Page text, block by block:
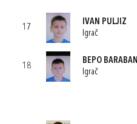
17
IVAN PULJIZ
Igrač
18
BEPO BARABAN
Igrač